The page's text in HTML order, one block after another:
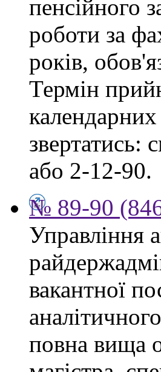
пенсійного
роботи за
років,
Термін
звертатись:
або 2-12-90.
№ 89-90
Управління
вакантної
повна вища